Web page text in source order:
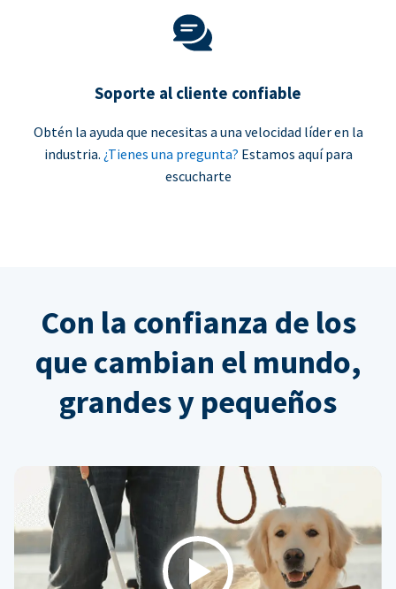
Soporte al cliente confiable
Obtén la ayuda que necesitas a una velocidad líder en la
industria. ¿Tienes una pregunta? Estamos aquí para
escucharte
Con la confianza de los
que cambian el mundo,
grandes y pequeños
Play